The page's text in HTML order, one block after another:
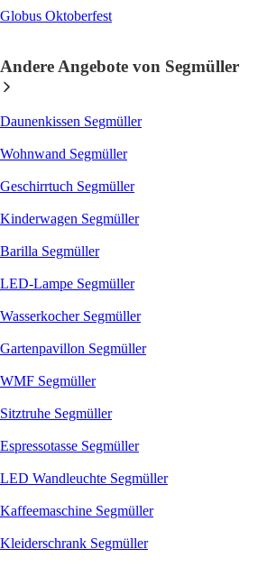
Globus Oktoberfest
Andere Angebote von Segmüller
Daunenkissen Segmüller
Wohnwand Segmüller
Geschirrtuch Segmüller
Kinderwagen Segmüller
Barilla Segmüller
LED-Lampe Segmüller
Wasserkocher Segmüller
Gartenpavillon Segmüller
WMF Segmüller
Sitztruhe Segmüller
Espressotasse Segmüller
LED Wandleuchte Segmüller
Kaffeemaschine Segmüller
Kleiderschrank Segmüller